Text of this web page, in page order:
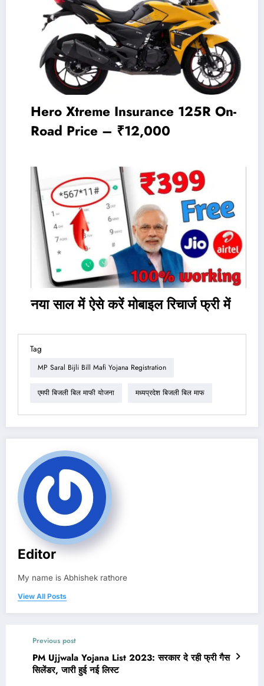
Hero Xtreme Insurance 125R On-
Road Price – ₹12,000
नया साल में ऐसे करें मोबाइल रिचार्ज फ्री में
Tag
MP Saral Bijli Bill Mafi Yojana Registration
एमपी बिजली बिल माफी योजना मध्यप्रदेश बिजली बिल माफ
Editor
My name is Abhishek rathore
View All Posts
Previous post
PM Ujjwala Yojana List 2023: सरकार दे रही फ्री गैस
सिलेंडर, जारी हुई नई लिस्ट